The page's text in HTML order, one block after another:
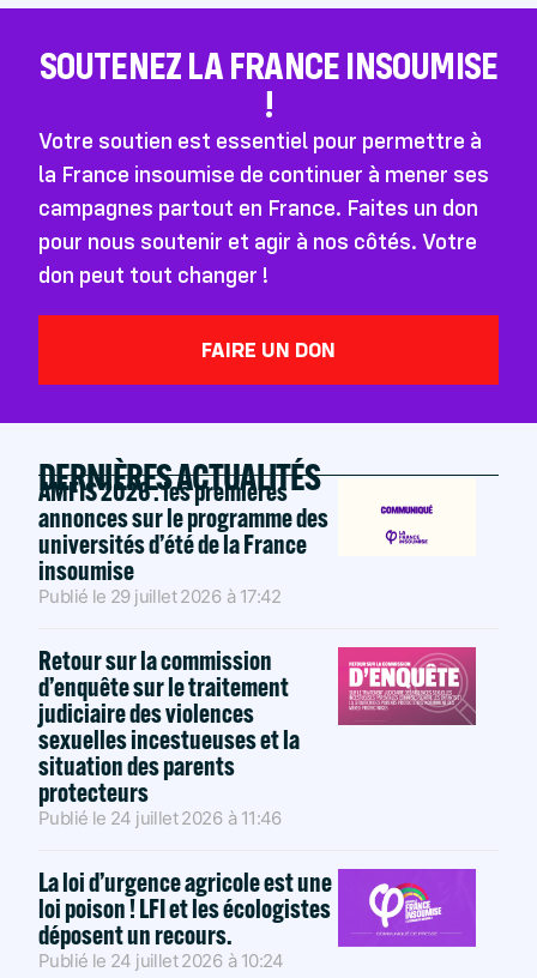
SOUTENEZ LA FRANCE INSOUMISE
!
Votre soutien est essentiel pour permettre à
la France insoumise de continuer à mener ses
campagnes partout en France. Faites un don
pour nous soutenir et agir à nos côtés. Votre
don peut tout changer !
FAIRE UN DON
DERNIÈRES ACTUALITÉS
AMFIS 2026 : les premières
annonces sur le programme des
universités d’été de la France
insoumise
Publié le 29 juillet 2026 à 17:42
Retour sur la commission
d’enquête sur le traitement
judiciaire des violences
sexuelles incestueuses et la
situation des parents
protecteurs
Publié le 24 juillet 2026 à 11:46
La loi d’urgence agricole est une
loi poison ! LFI et les écologistes
déposent un recours.
Publié le 24 juillet 2026 à 10:24